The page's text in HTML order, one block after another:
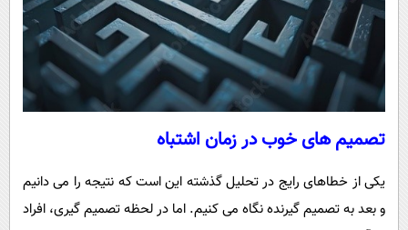
تصمیم های خوب در زمان اشتباه
یکی از خطاهای رایج در تحلیل گذشته این است که نتیجه را می دانیم
و بعد به تصمیم گیرنده نگاه می کنیم. اما در لحظه تصمیم گیری، افراد